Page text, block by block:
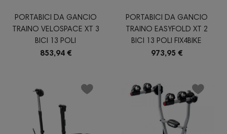
PORTABICI DA GANCIO
TRAINO VELOSPACE XT 3
BICI 13 POLI
853,94 €
PORTABICI DA GANCIO
TRAINO EASYFOLD XT 2
BICI 13 POLI FIX4BIKE
973,95 €